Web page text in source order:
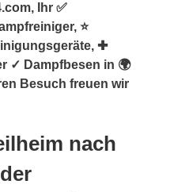
Ihr ✅
⭐
✚
✓ Dampfbesen in 🌍
Besuch freuen wir
nach